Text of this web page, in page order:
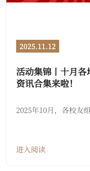
2025.11.12
活动集锦丨十月
资讯合集来啦！
2025年10月，各校友
进入阅读